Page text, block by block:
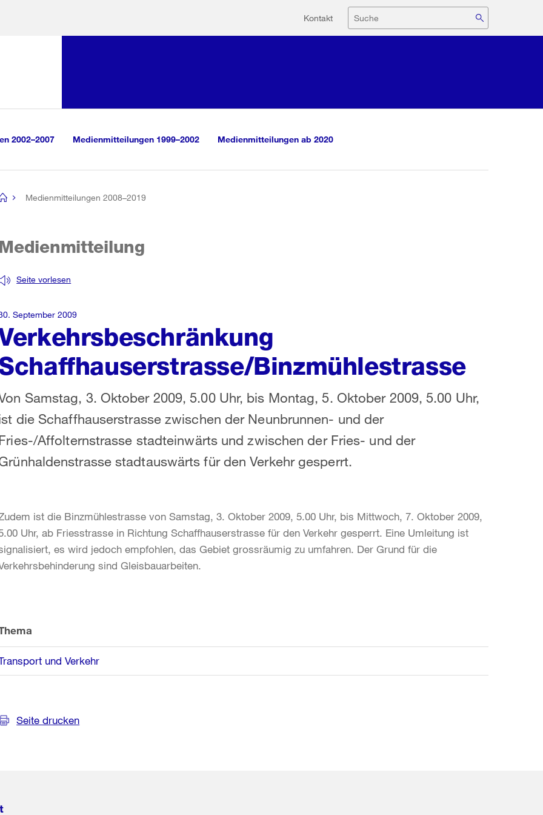
Hilfsnavigation
Kontakt Suche
2002–2007 Medienmitteilungen 1999–2002 Medienmitteilungen ab 2020
Medienmitteilungen 2008–2019
Binzmühlestrasse
Seite vorlesen
Samstag, 3. Oktober 2009, 5.00 Uhr, bis Montag, 5. Oktober 2009, 5.00 Uhr,
die Schaffhauserstrasse zwischen der Neunbrunnen- und der
Affolternstrasse stadteinwärts und zwischen der Fries- und der
stadtauswärts für den Verkehr gesperrt.
September 2009
ist die Binzmühlestrasse von Samstag, 3. Oktober 2009, 5.00 Uhr, bis Mittwoch, 7. Oktober 2009,
Uhr, ab Friesstrasse in Richtung Schaffhauserstrasse für den Verkehr gesperrt. Eine Umleitung ist
es wird jedoch empfohlen, das Gebiet grossräumig zu umfahren. Der Grund für die
sind Gleisbauarbeiten.
und Verkehr
Seite drucken